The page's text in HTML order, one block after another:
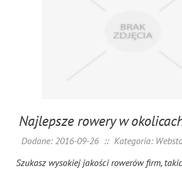
Najlepsze rowery w
Dodane: 2016-09-26 :: Kategoria:
Szukasz wysokiej jakości rowerów firm,